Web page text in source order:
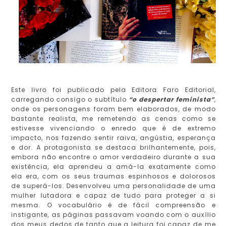
Este livro foi publicado pela Editora Faro Editorial,
carregando consigo o subtítulo “o despertar feminista”,
onde os personagens foram bem elaborados, de modo
bastante realista, me remetendo as cenas como se
estivesse vivenciando o enredo que é de extremo
impacto, nos fazendo sentir raiva, angústia, esperança
e dor. A protagonista se destaca brilhantemente, pois,
embora não encontre o amor verdadeiro durante a sua
existência, ela aprendeu a amá-la exatamente como
ela era, com os seus traumas espinhosos e dolorosos
de superá-los. Desenvolveu uma personalidade de uma
mulher lutadora e capaz de tudo para proteger a si
mesma. O vocabulário é de fácil compreensão e
instigante, as páginas passavam voando com o auxílio
dos meus dedos de tanto que a leitura foi capaz de me